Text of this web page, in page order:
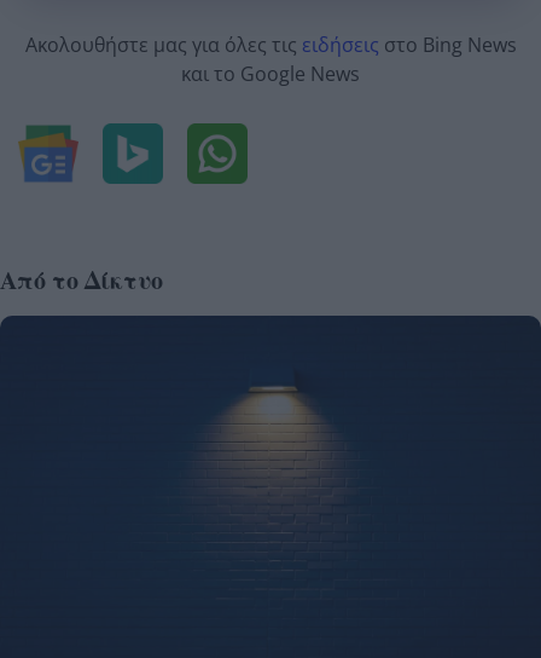
Ακολουθήστε μας για όλες τις ειδήσεις στο Bing News
και το Google News
Από το Δίκτυο